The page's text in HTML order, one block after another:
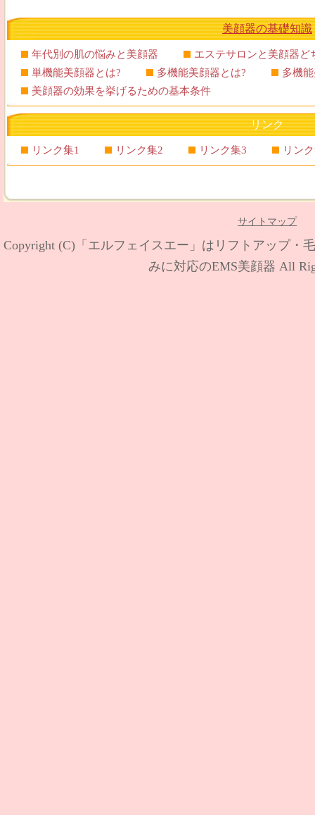
美顔器の基礎知識
年代別の肌の悩みと美顔器
エステサロンと美顔器ど
単機能美顔器とは?
多機能美顔器とは?
多機
美顔器の効果を挙げるための基本条件
リンク
リンク集1 リンク集2 リンク集3 リン
サイトマップ
Copyright (C) 「エルフェイスエー」はリフトアップ・
みに対応のEMS美顔器 All